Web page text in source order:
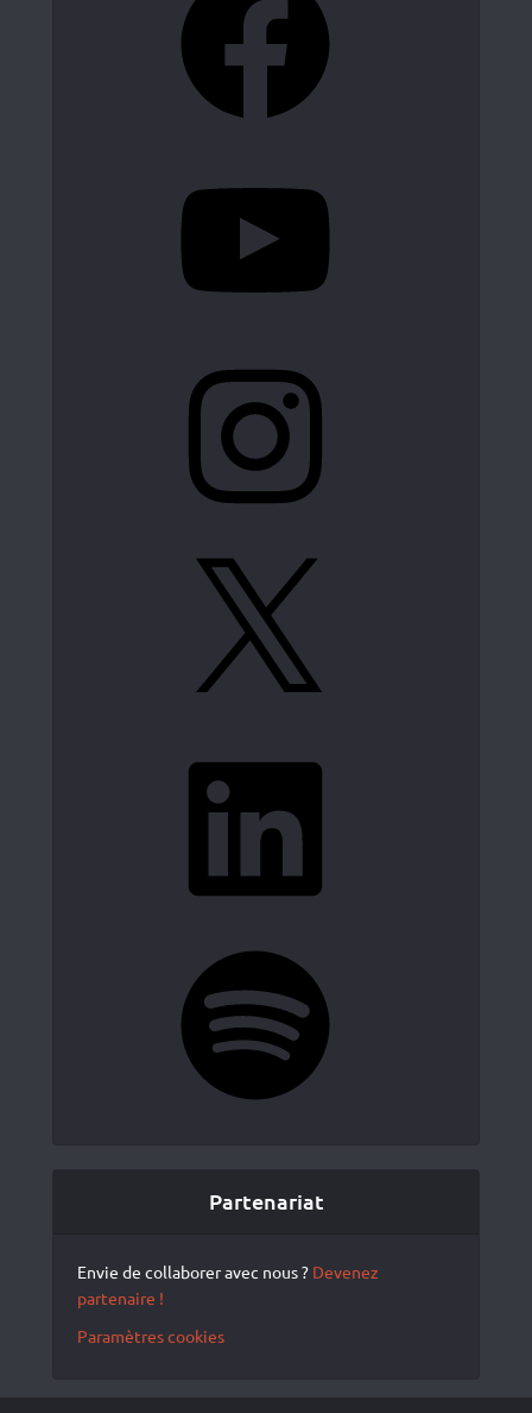
Partenariat
Envie de collaborer avec nous ? Devenez
partenaire !
Paramètres cookies